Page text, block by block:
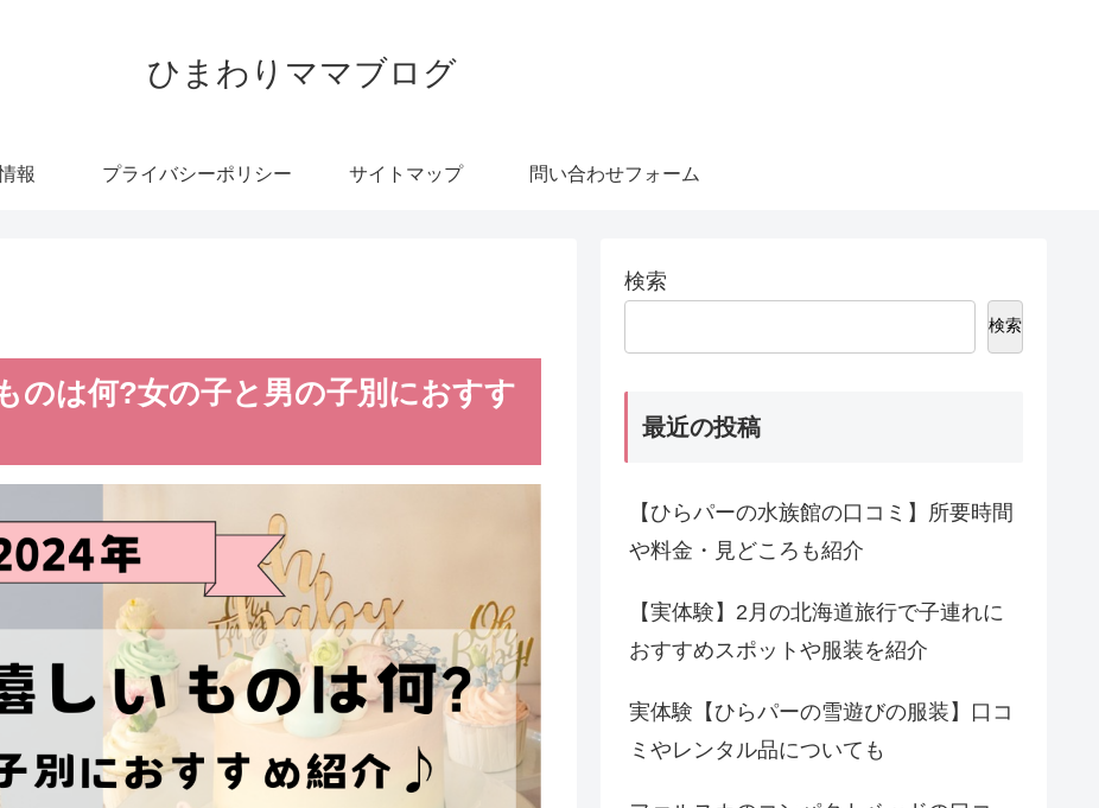
ひまわりママブログ
報 プライバシーポリシー サイトマップ 問い合わせフォーム
のは何?女の子と男の子別におすす
検索
検索
最近の投稿
【ひらパーの水族館の口コミ】所要時間
や料金・見どころも紹介
【実体験】2月の北海道旅行で子連れに
おすすめスポットや服装を紹介
実体験【ひらパーの雪遊びの服装】口コ
ミやレンタル品についても